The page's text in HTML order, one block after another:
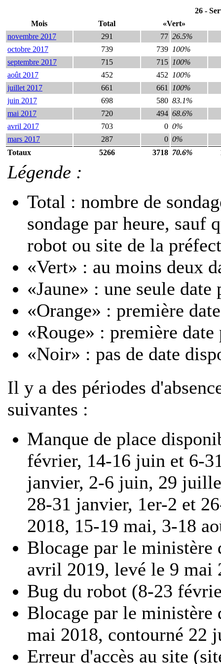
26 -
Mois
Total
«Vert»
novembre 2017
291 77 26.5%
octobre 2017
739 739 100%
septembre 2017
715 715 100%
août 2017
452 452
100%
juillet 2017
661 661
100%
juin 2017
698 580 83.1%
mai 2017
720 494 68.6%
avril 2017
703 0 0%
mars 2017
287 0 0%
Totaux
5266 3718 70.6%
Légende :
Total : nombre de
sondage par heure, sauf
robot ou site de la
«Vert» : au moins deux
«Jaune» : une seule
«Orange» : première
«Rouge» : première
«Noir» : pas de date
Il y a des périodes
suivantes :
Manque de place
février, 14-16 juin et 6-
janvier, 2-6 juin, 29
28-31 janvier, 1er-2 et
2018, 15-19 mai, 3-18
Blocage par le
avril 2019, levé le 9 mai
Bug du robot (8-23
Blocage par le
mai 2018, contourné 22
Erreur d'accès au site